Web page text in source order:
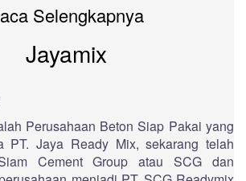
Selengkapnya
Jayamix
Perusahaan Beton Siap Pakai yang
PT. Jaya Ready Mix, sekarang telah
Cement Group atau SCG dan